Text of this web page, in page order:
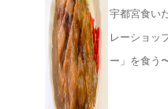
宇都宮食い
レーショッ
ー」を食う